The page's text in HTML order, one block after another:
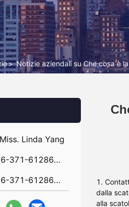
> Notizie aziendali su Che cosa è
Miss. Linda Yang
86-371-61286031
86-371-61286032
1.
dalla
alla